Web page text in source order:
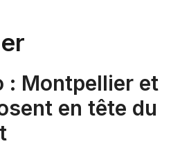
: Montpellier et
en tête du